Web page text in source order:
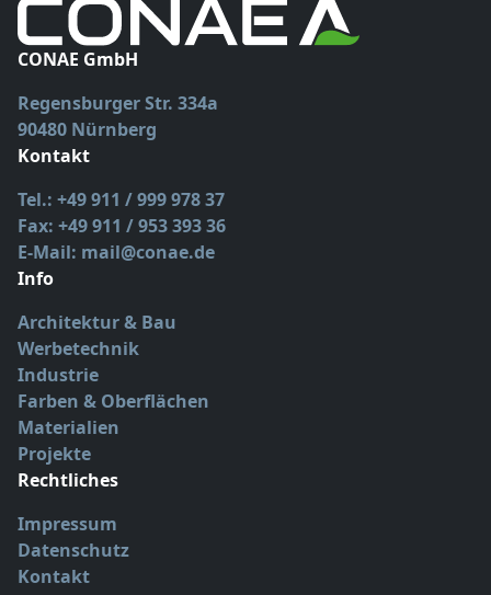
CONAE GmbH
Regensburger Str. 334a
90480 Nürnberg
Kontakt
Tel.: +49 911 / 999 978 37
Fax: +49 911 / 953 393 36
E-Mail: mail@conae.de
Info
Architektur & Bau
Werbetechnik
Industrie
Farben & Oberflächen
Materialien
Projekte
Rechtliches
Impressum
Datenschutz
Kontakt